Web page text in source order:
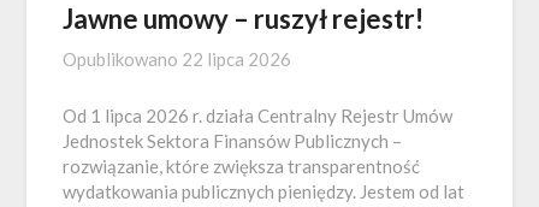
Jawne umowy – ruszył rejestr!
Opublikowano 22 lipca 2026
Od 1 lipca 2026 r. działa Centralny Rejestr Umów
Jednostek Sektora Finansów Publicznych –
rozwiązanie, które zwiększa transparentność
wydatkowania publicznych pieniędzy. Jestem od lat